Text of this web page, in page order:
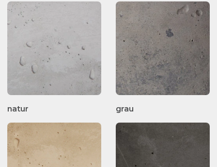
natur grau